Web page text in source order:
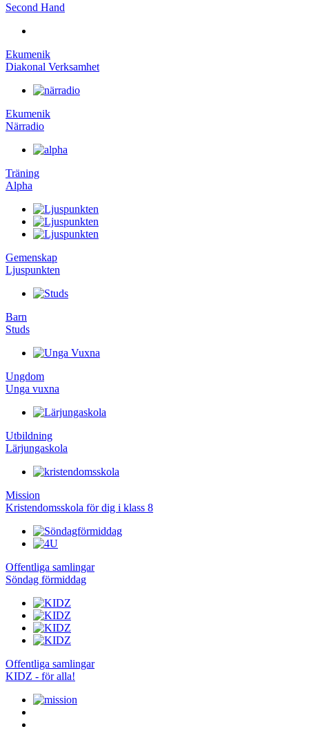
Second Hand
Ekumenik
Diakonal Verksamhet
Ekumenik
Närradio
Träning
Alpha
Gemenskap
Ljuspunkten
Barn
Studs
Ungdom
Unga vuxna
Utbildning
Lärjungaskola
Mission
Kristendomsskola för dig i klass 8
Offentliga samlingar
Söndag förmiddag
Offentliga samlingar
KIDZ - för alla!